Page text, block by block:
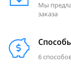
Мы
заказа
6